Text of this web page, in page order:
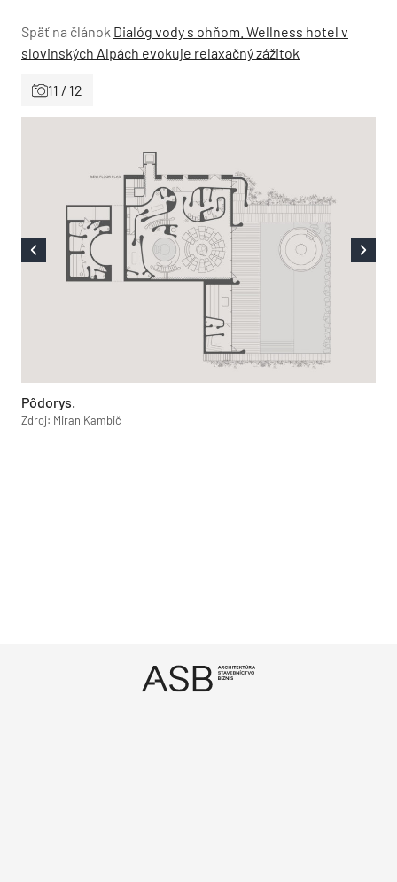
Späť na článok Dialóg vody s ohňom. Wellness hotel v
slovinských Alpách evokuje relaxačný zážitok
11 / 12
Pôdorys.
Zdroj: Miran Kambič